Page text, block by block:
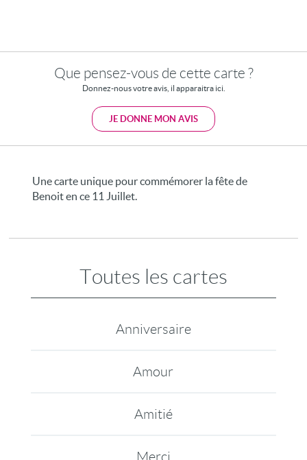
Que pensez-vous de cette carte ?
Donnez-nous votre avis, il apparaitra ici.
JE DONNE MON AVIS
Une carte unique pour commémorer la fête de
Benoit en ce 11 Juillet.
Toutes les cartes
Anniversaire
Amour
Amitié
Merci